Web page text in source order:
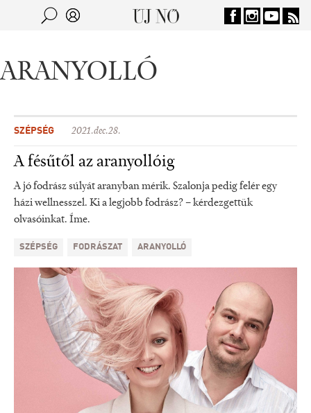
Jump to navigation
ARANYOLLÓ
SZÉPSÉG 2021.dec.28.
A fésűtől az aranyollóig
A jó fodrász súlyát aranyban mérik. Szalonja pedig felér egy
házi wellnesszel. Ki a legjobb fodrász? – kérdezgettük
olvasóinkat. Íme.
SZÉPSÉG FODRÁSZAT ARANYOLLÓ